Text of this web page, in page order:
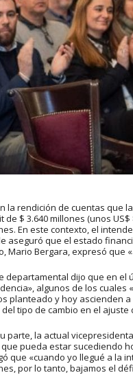
la rendición de cuentas que
de $ 3.640 millones (unos
En este contexto, el
aseguró que el estado
Mario Bergara, expresó que
departamental dijo que en el
algunos de los cuales
planteado y hoy ascienden
tipo de cambio en el ajuste
parte, la actual
pueda estar sucediendo
que «cuando yo llegué a la
por lo tanto, bajamos el